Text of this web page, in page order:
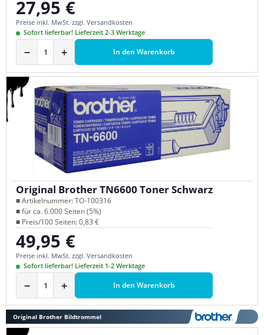
Regulärer Preis:
27,95 €
Preise inkl. MwSt. zzgl. Versandkosten
Sofort lieferbar! Lieferzeit 2-3 Werktage
− + In den Warenkorb
Original Brother TN6600 Toner Schwarz
■ Artikelnummer: TO-100316
■ für ca. 6.000 Seiten (5%)
■ Preis/100 Seiten: 0,83 €
Regulärer Preis:
49,95 €
Preise inkl. MwSt. zzgl. Versandkosten
Sofort lieferbar! Lieferzeit 1-2 Werktage
− + In den Warenkorb
Original Brother Bildtrommel